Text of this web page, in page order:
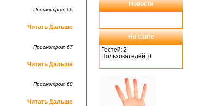
Просмотров: 66
Читать Дальше
Просмотров: 67
Читать Дальше
Просмотров: 68
Читать Дальше
Новости
На сайте
Гостей: 2
Пользователей: 0